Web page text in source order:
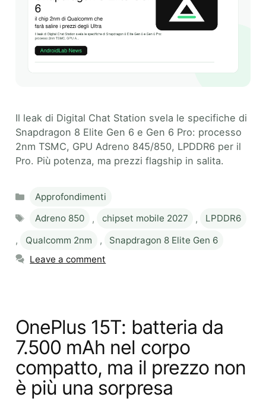
Il leak di Digital Chat Station svela le specifiche di
Snapdragon 8 Elite Gen 6 e Gen 6 Pro: processo
2nm TSMC, GPU Adreno 845/850, LPDDR6 per il
Pro. Più potenza, ma prezzi flagship in salita.
Categories
Approfondimenti
Tags
Adreno 850 , chipset mobile 2027 ,
LPDDR6
,
Qualcomm 2nm ,
Snapdragon 8 Elite Gen 6
Leave a comment
OnePlus 15T: batteria da
7.500 mAh nel corpo
compatto, ma il prezzo non
è più una sorpresa